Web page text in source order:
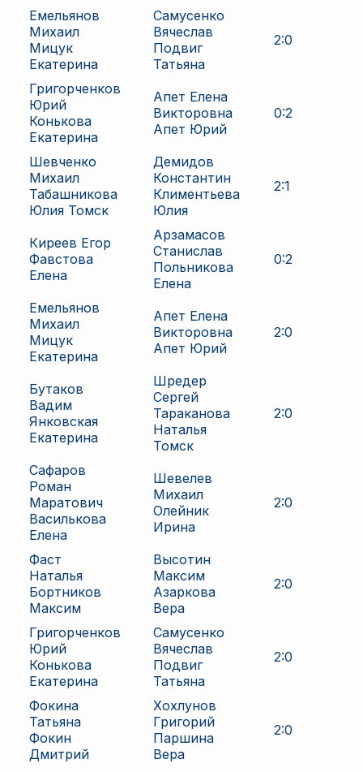
Емельянов
Михаил
Мицук
Екатерина
Самусенко
Вячеслав
Подвиг
Татьяна
2:0
Григорченков
Юрий
Конькова
Екатерина
Апет Елена
Викторовна
Апет Юрий
0:2
Шевченко
Михаил
Табашникова
Юлия Томск
Демидов
Константин
Климентьева
Юлия
2:1
Киреев Егор
Фавстова
Елена
Арзамасов
Станислав
Польникова
Елена
0:2
Емельянов
Михаил
Мицук
Екатерина
Апет Елена
Викторовна
Апет Юрий
2:0
Бутаков
Вадим
Янковская
Екатерина
Шредер
Сергей
Тараканова
Наталья
Томск
2:0
Сафаров
Роман
Маратович
Василькова
Елена
Шевелев
Михаил
Олейник
Ирина
2:0
Фаст
Наталья
Бортников
Максим
Высотин
Максим
Азаркова
Вера
2:0
Григорченков
Юрий
Конькова
Екатерина
Самусенко
Вячеслав
Подвиг
Татьяна
2:0
Фокина
Татьяна
Фокин
Дмитрий
Хохлунов
Григорий
Паршина
Вера
2:0